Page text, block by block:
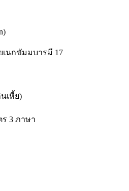
เนกขัมมบารมี 17
เหี้ย)
3 ภาษา